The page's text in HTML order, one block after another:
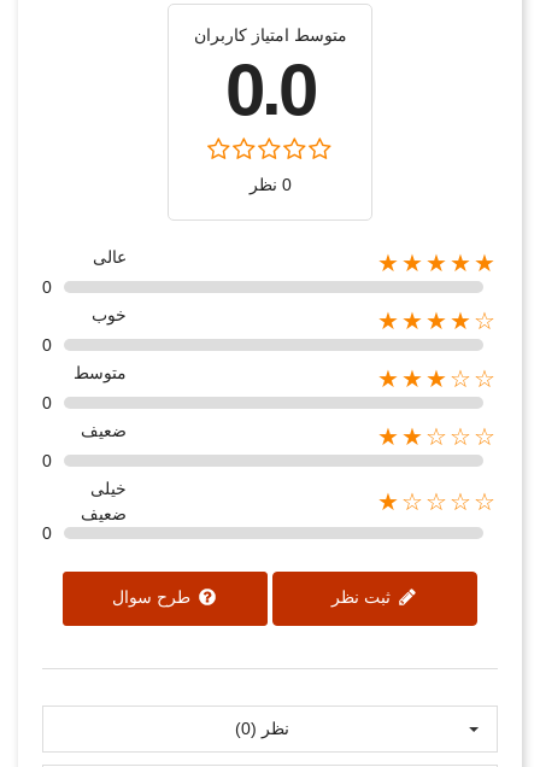
متوسط امتیاز کاربران
0.0
0 نظر
★★★★★
عالی
0
★★★★☆
خوب
0
★★★☆☆
متوسط
0
★★☆☆☆
ضعیف
0
★☆☆☆☆
خیلی
ضعیف
0
ثبت نظر طرح سوال
نظر (0)